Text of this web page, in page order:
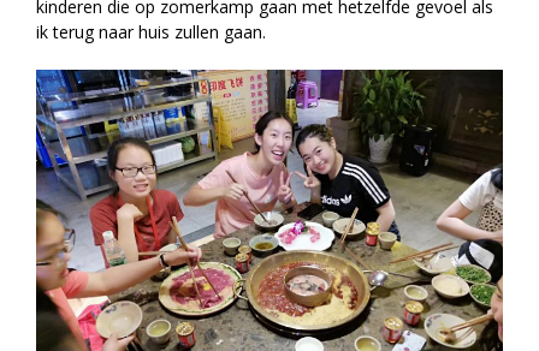
kinderen die op zomerkamp gaan met hetzelfde gevoel als
ik terug naar huis zullen gaan.